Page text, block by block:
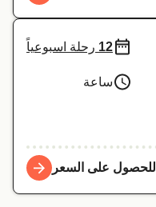
12 رحلة اسبوعياً
ساعة
للحصول على السعر